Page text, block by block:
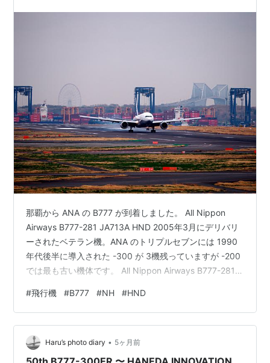
那覇から ANA の B777 が到着しました。 All Nippon
Airways B777-281 JA713A HND 2005年3月にデリバリ
ーされたベテラン機。ANA のトリプルセブンには 1990
年代後半に導入された -300 が 3機残っていますが -200
では最も古い機体です。 All Nippon Airways B777-281
#飛行機 #B777 #NH #HND
Haru’s photo diary • 5ヶ月前